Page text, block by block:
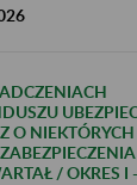
O NIEKTÓRYCH
/ OKRES I